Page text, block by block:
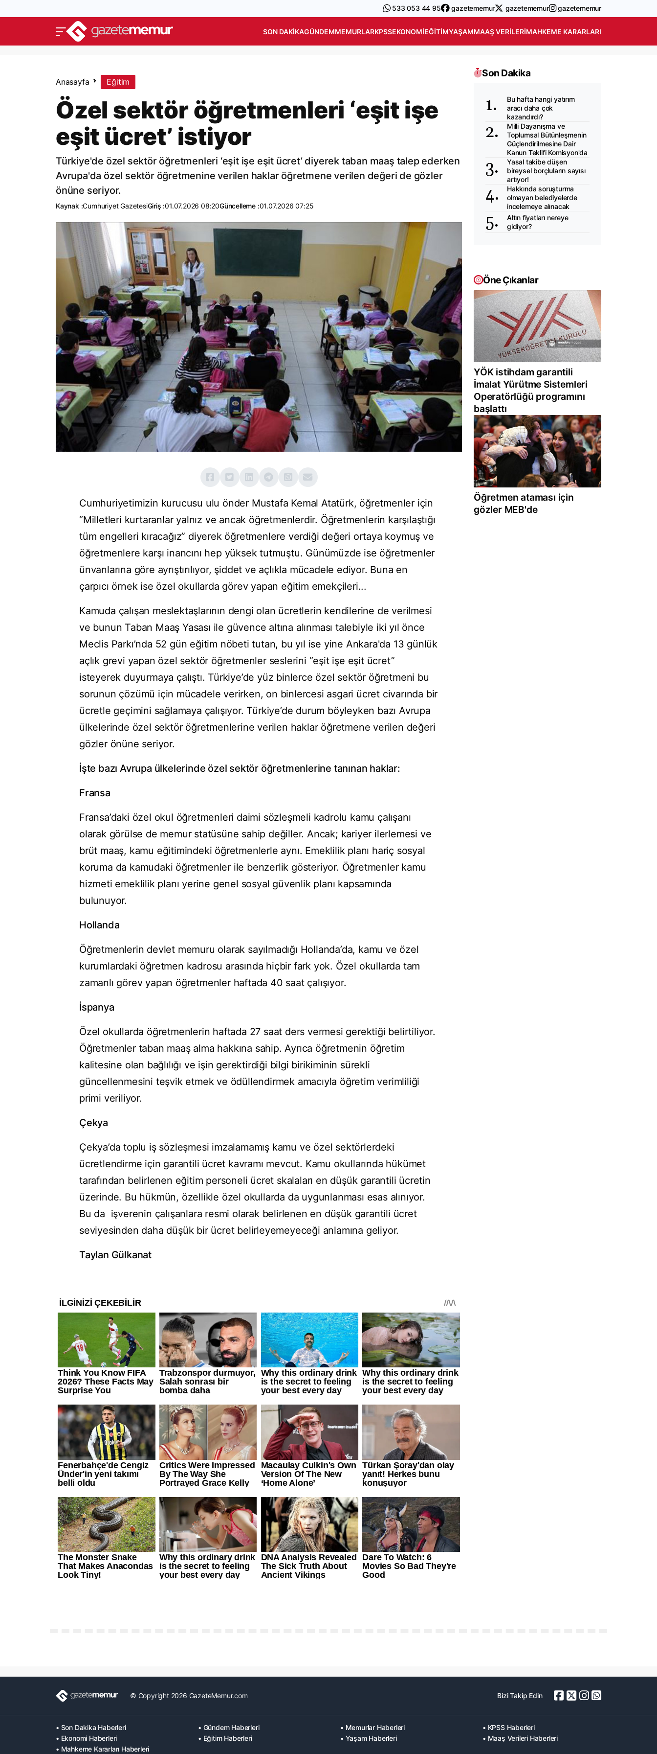
533 053 44 95 gazetememur gazetememur gazetememur
SON DAKIKAGÜNDEMMEMURLARKPSSEKONOMIEĞITIMYAŞAMMAAŞ VERILERIMAHKEME KARARLARI
Anasayfa Eğitim
Özel sektör öğretmenleri ‘eşit işe
eşit ücret’ istiyor
Türkiye'de özel sektör öğretmenleri ‘eşit işe eşit ücret’ diyerek taban maaş talep ederken
Avrupa'da özel sektör öğretmenine verilen haklar öğretmene verilen değeri de gözler
önüne seriyor.
Kaynak :Cumhuriyet GazetesiGiriş :01.07.2026 08:20Güncelleme :01.07.2026 07:25
Cumhuriyetimizin kurucusu ulu önder Mustafa Kemal Atatürk, öğretmenler için
“Milletleri kurtaranlar yalnız ve ancak öğretmenlerdir. Öğretmenlerin karşılaştığı
tüm engelleri kıracağız” diyerek öğretmenlere verdiği değeri ortaya koymuş ve
öğretmenlere karşı inancını hep yüksek tutmuştu. Günümüzde ise öğretmenler
ünvanlarına göre ayrıştırılıyor, şiddet ve açlıkla mücadele ediyor. Buna en
çarpıcı örnek ise özel okullarda görev yapan eğitim emekçileri...
Kamuda çalışan meslektaşlarının dengi olan ücretlerin kendilerine de verilmesi
ve bunun Taban Maaş Yasası ile güvence altına alınması talebiyle iki yıl önce
Meclis Parkı’nda 52 gün eğitim nöbeti tutan, bu yıl ise yine Ankara'da 13 günlük
açlık grevi yapan özel sektör öğretmenler seslerini “eşit işe eşit ücret”
isteyerek duyurmaya çalıştı. Türkiye’de yüz binlerce özel sektör öğretmeni bu
sorunun çözümü için mücadele verirken, on binlercesi asgari ücret civarında bir
ücretle geçimini sağlamaya çalışıyor. Türkiye’de durum böyleyken bazı Avrupa
ülkelerinde özel sektör öğretmenlerine verilen haklar öğretmene verilen değeri
gözler önüne seriyor.
İşte bazı Avrupa ülkelerinde özel sektör öğretmenlerine tanınan haklar:
Fransa
Fransa’daki özel okul öğretmenleri daimi sözleşmeli kadrolu kamu çalışanı
olarak görülse de memur statüsüne sahip değiller. Ancak; kariyer ilerlemesi ve
brüt maaş, kamu eğitimindeki öğretmenlerle aynı. Emeklilik planı hariç sosyal
koruma da kamudaki öğretmenler ile benzerlik gösteriyor. Öğretmenler kamu
hizmeti emeklilik planı yerine genel sosyal güvenlik planı kapsamında
bulunuyor.
Hollanda
Öğretmenlerin devlet memuru olarak sayılmadığı Hollanda’da, kamu ve özel
kurumlardaki öğretmen kadrosu arasında hiçbir fark yok. Özel okullarda tam
zamanlı görev yapan öğretmenler haftada 40 saat çalışıyor.
İspanya
Özel okullarda öğretmenlerin haftada 27 saat ders vermesi gerektiği belirtiliyor.
Öğretmenler taban maaş alma hakkına sahip. Ayrıca öğretmenin öğretim
kalitesine olan bağlılığı ve işin gerektirdiği bilgi birikiminin sürekli
güncellenmesini teşvik etmek ve ödüllendirmek amacıyla öğretim verimliliği
primi veriliyor.
Çekya
Çekya’da toplu iş sözleşmesi imzalamamış kamu ve özel sektörlerdeki
ücretlendirme için garantili ücret kavramı mevcut. Kamu okullarında hükümet
tarafından belirlenen eğitim personeli ücret skalaları en düşük garantili ücretin
üzerinde. Bu hükmün, özellikle özel okullarda da uygunlanması esas alınıyor.
Bu da işverenin çalışanlara resmi olarak belirlenen en düşük garantili ücret
seviyesinden daha düşük bir ücret belirleyemeyeceği anlamına geliyor.
Taylan Gülkanat
Son Dakika
Bu hafta hangi yatırım
aracı daha çok
kazandırdı?
Milli Dayanışma ve
Toplumsal Bütünleşmenin
Güçlendirilmesine Dair
Kanun Teklifi Komisyon'da
Yasal takibe düşen
bireysel borçluların sayısı
artıyor!
Hakkında soruşturma
olmayan belediyelerde
incelemeye alınacak
Altın fiyatları nereye
gidiyor?
Öne Çıkanlar
YÖK istihdam garantili
İmalat Yürütme Sistemleri
Operatörlüğü programını
başlattı
Öğretmen ataması için
gözler MEB'de
© Copyright 2026 GazeteMemur.com Bizi Takip Edin
• Son Dakika Haberleri • Gündem Haberleri • Memurlar Haberleri
• KPSS Haberleri
• Ekonomi Haberleri
• Eğitim Haberleri • Yaşam Haberleri
• Maaş Verileri Haberleri
• Mahkeme Kararları Haberleri